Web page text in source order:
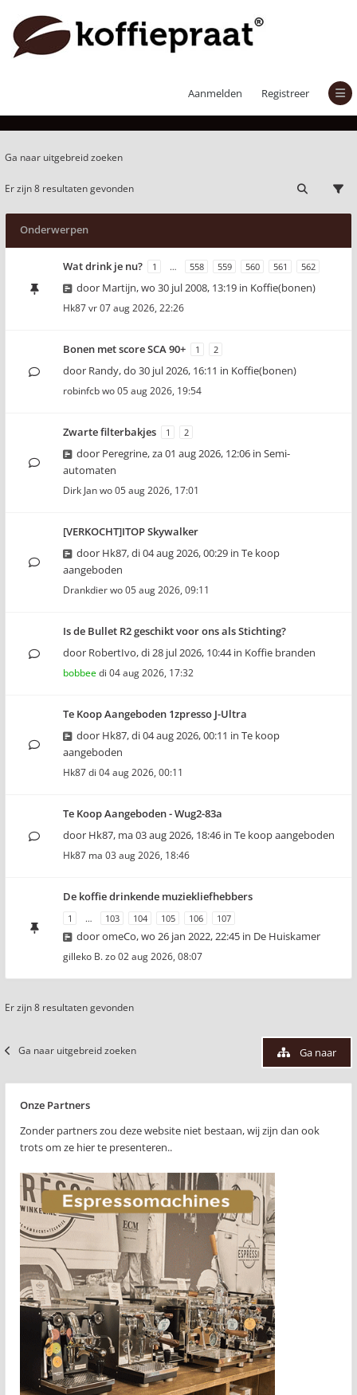
Aanmelden Registreer
Ga naar uitgebreid zoeken
Er zijn 8 resultaten gevonden
Onderwerpen
Wat drink je nu? 1 … 558 559 560 561 562
door Martijn,wo 30 jul 2008, 13:19 in Koffie(bonen)
Hk87vr 07 aug 2026, 22:26
Bonen met score SCA 90+ 1 2
door Randy,do 30 jul 2026, 16:11 in Koffie(bonen)
robinfcbwo 05 aug 2026, 19:54
Zwarte filterbakjes 1 2
door Peregrine,za 01 aug 2026, 12:06 in Semi-
automaten
Dirk Janwo 05 aug 2026, 17:01
[VERKOCHT]ITOP Skywalker
door Hk87,di 04 aug 2026, 00:29 in Te koop
aangeboden
Drankdierwo 05 aug 2026, 09:11
Is de Bullet R2 geschikt voor ons als Stichting?
door RobertIvo,di 28 jul 2026, 10:44in Koffie branden
bobbeedi 04 aug 2026, 17:32
Te Koop Aangeboden 1zpresso J-Ultra
door Hk87,di 04 aug 2026, 00:11 in Te koop
aangeboden
Hk87di 04 aug 2026, 00:11
Te Koop Aangeboden - Wug2-83a
door Hk87, ma 03 aug 2026, 18:46 in Te koop aangeboden
Hk87 ma 03 aug 2026, 18:46
De koffie drinkende muziekliefhebbers
1 … 103 104 105 106 107
dooromeCo,wo 26 jan 2022, 22:45 in De Huiskamer
gilleko B.zo 02 aug 2026, 08:07
Er zijn 8 resultaten gevonden
Ga naar uitgebreid zoeken Ga naar
Onze Partners
Zonder partners zou deze website niet bestaan, wij zijn dan ook
trots om ze hier te presenteren..